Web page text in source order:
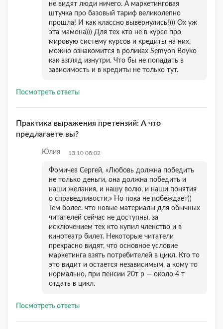
не видят люди ничего. А маркетинговая
штучка про базовый тариф великолепно
прошла! И как классно вывернулись!))) Ох уж
эта мамона))) Для тех кто не в курсе про
мировую систему курсов и кредиты на них,
можно ознакомится в роликах Semyon Boyko
как взгляд изнутри. Что бы не попадать в
зависимость и в кредиты не только тут.
Посмотреть ответы
Практика выражения претензий: А что
предлагаете вы?
Юлия 13.10 08:02
Фомичев Сергей, «Любовь должна победить
не только деньги, она должна победить и
наши желания, и нашу волю, и наши понятия
о справедливости.» Но пока не побеждает))
Тем более. что новые материалы для обычных
читателей сейчас не доступны, за
исключением тех кто купил членство и в
кинотеатр билет. Некоторые читатели
прекрасно видят, что основное условие
маркетинга взять потребителей в цикл. Кто то
это видит и остается независимым, а кому то
нормально, при пенсии 20т р — около 4 т
отдать в цикл.
Посмотреть ответы